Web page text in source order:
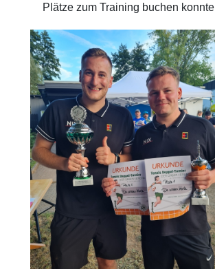
Plätze zum Training buchen